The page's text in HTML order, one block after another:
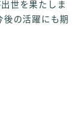
世を果たしま
後の活躍にも期